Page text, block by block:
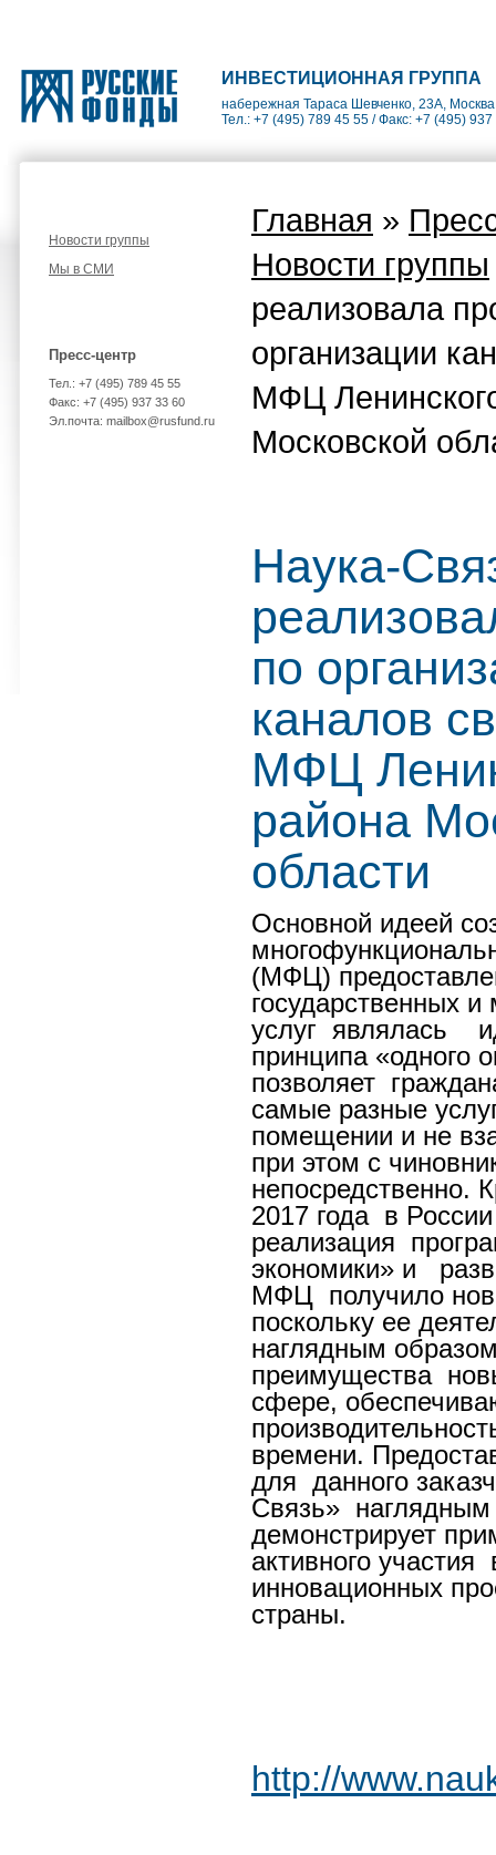
ИНВЕСТИЦИОННАЯ ГРУППА
набережная Тараса Шевченко, 23А,
Тел.: +7 (495) 789 45 55 / Факс: +7 (495)
Новости группы
Мы в СМИ
Пресс-центр
Тел.: +7 (495) 789 45 55
Факс: +7 (495) 937 33 60
Эл.почта: mailbox@rusfund.ru
Главная »
Новости группы
реализовала
организации
МФЦ
Московской
Наука-
по
каналов
МФЦ
района
области
Основной идеей
(МФЦ)
государственных
услуг являлась
принципа «одного
позволяет
самые разные
помещении и не
при этом с
непосредственно.
2017 года в
реализация
экономики» и
МФЦ получило
поскольку ее
наглядным
преимущества
сфере,
времени.
для данного
Связь»
демонстрирует
активного
инновационных
страны.
http://